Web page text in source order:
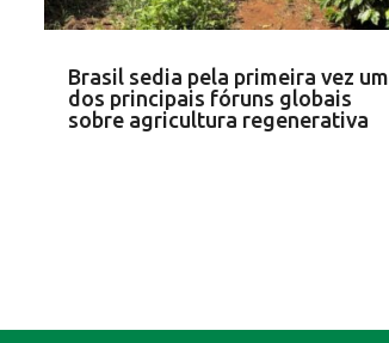
Brasil sedia pela primeira vez um
dos principais fóruns globais
sobre agricultura regenerativa